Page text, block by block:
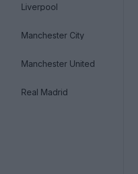
Liverpool
Manchester City
Manchester United
Real Madrid